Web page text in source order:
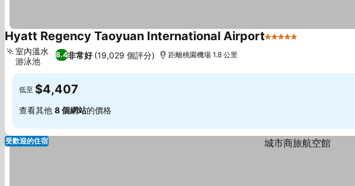
Hyatt Regency Taoyuan International Airport5 星級
8.4非常好 (19,029 個評分)
室內溫水
游泳池
距離桃園機場 1.8 公里
低至 $4,407
查看其他 8 個網站的價格
受歡迎的住宿